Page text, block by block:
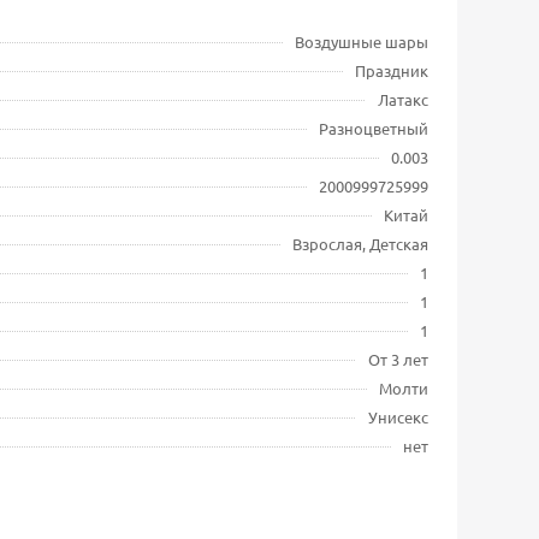
Воздушные шары
Праздник
Латакс
Разноцветный
0.003
2000999725999
Китай
Взрослая, Детская
1
1
1
От 3 лет
Молти
Унисекс
нет